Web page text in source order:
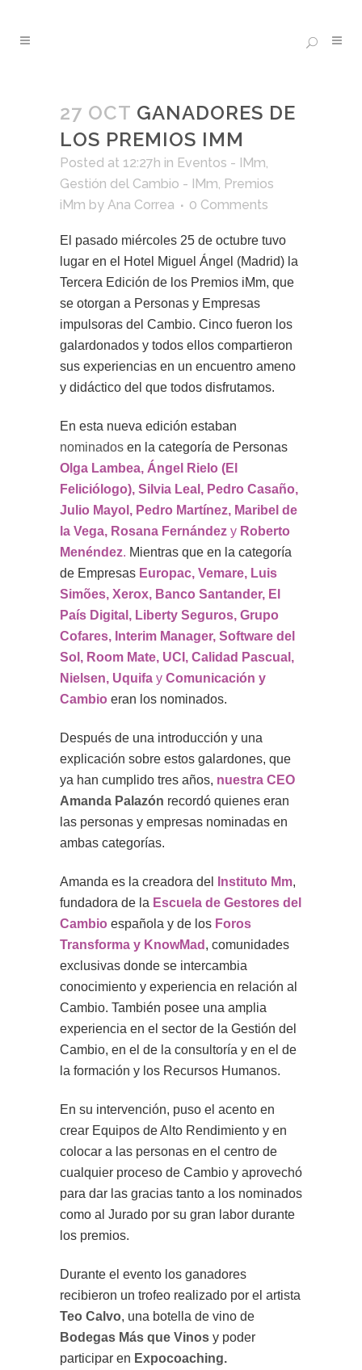
27 OCT GANADORES DE
LOS PREMIOS IMM
Posted at 12:27h in Eventos - IMm,
Gestión del Cambio - IMm, Premios
iMm by Ana Correa 0 Comments
El pasado miércoles 25 de octubre tuvo
lugar en el Hotel Miguel Ángel (Madrid) la
Tercera Edición de los Premios iMm, que
se otorgan a Personas y Empresas
impulsoras del Cambio. Cinco fueron los
galardonados y todos ellos compartieron
sus experiencias en un encuentro ameno
y didáctico del que todos disfrutamos.
En esta nueva edición estaban
nominados en la categoría de Personas
Olga Lambea, Ángel Rielo (El
Feliciólogo), Silvia Leal, Pedro Casaño,
Julio Mayol, Pedro Martínez, Maribel de
la Vega, Rosana Fernández y Roberto
Menéndez. Mientras que en la categoría
de Empresas Europac, Vemare, Luis
Simões, Xerox, Banco Santander, El
País Digital, Liberty Seguros, Grupo
Cofares, Interim Manager, Software del
Sol, Room Mate, UCI, Calidad Pascual,
Nielsen, Uquifa y Comunicación y
Cambio eran los nominados.
Después de una introducción y una
explicación sobre estos galardones, que
ya han cumplido tres años, nuestra CEO
Amanda Palazón recordó quienes eran
las personas y empresas nominadas en
ambas categorías.
Amanda es la creadora del Instituto Mm,
fundadora de la Escuela de Gestores del
Cambio española y de los Foros
Transforma y KnowMad , comunidades
exclusivas donde se intercambia
conocimiento y experiencia en relación al
Cambio. También posee una amplia
experiencia en el sector de la Gestión del
Cambio, en el de la consultoría y en el de
la formación y los Recursos Humanos.
En su intervención, puso el acento en
crear Equipos de Alto Rendimiento y en
colocar a las personas en el centro de
cualquier proceso de Cambio y aprovechó
para dar las gracias tanto a los nominados
como al Jurado por su gran labor durante
los premios.
Durante el evento los ganadores
recibieron un trofeo realizado por el artista
Teo Calvo, una botella de vino de
Bodegas Más que Vinos y poder
participar en Expocoaching.